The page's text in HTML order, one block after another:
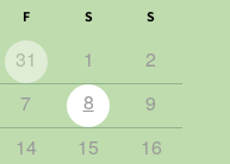
F S S
31 1
2
7 8
9
14 15
16